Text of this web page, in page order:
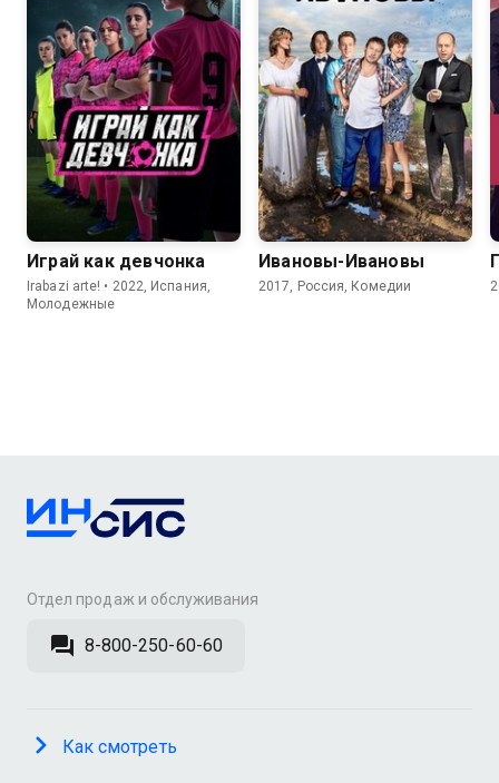
8.7 7.4
Играй как девчонка
Irabazi arte! • 2022, Испания,
Молодежные
7.8 6.6
Ивановы-Ивановы
2017, Россия, Комедии
Отдел продаж и обслуживания
8-800-250-60-60
Как смотреть